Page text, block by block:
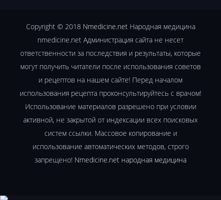
Copyright © 2018 Nmedicine.net Народная медицина
nmedicine.net Администрация сайта не несет
ответственности за последствия и результаты, которые
могут получить читатели после использования советов
и рецептов на нашем сайте! Перед началом
использования рецепта проконсультируйтесь с врачом!
Использование материалов разрешено при условии
активной, не закрытой от индексации всех поисковых
систем ссылки. Массовое копирование и
использование автоматических методов, строго
запрещено! Nmedicine.net народная медицина